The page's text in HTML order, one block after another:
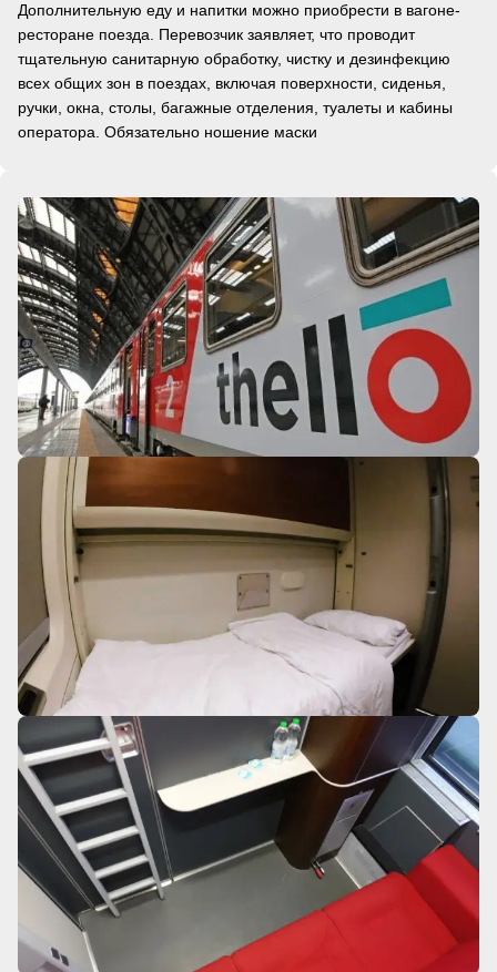
Дополнительную еду и напитки можно приобрести в вагоне-
ресторане поезда. Перевозчик заявляет, что проводит
тщательную санитарную обработку, чистку и дезинфекцию
всех общих зон в поездах, включая поверхности, сиденья,
ручки, окна, столы, багажные отделения, туалеты и кабины
оператора. Обязательно ношение маски